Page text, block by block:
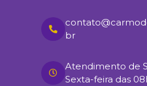
br
Atendimento de
Sexta-feira das